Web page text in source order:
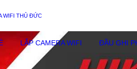
WIFI THỦ ĐỨC
LẮP CAMERA WIFI ĐẦU GHI